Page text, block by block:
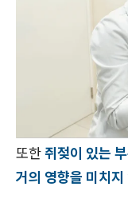
또한쥐젖이 있는
거의 영향을 미치